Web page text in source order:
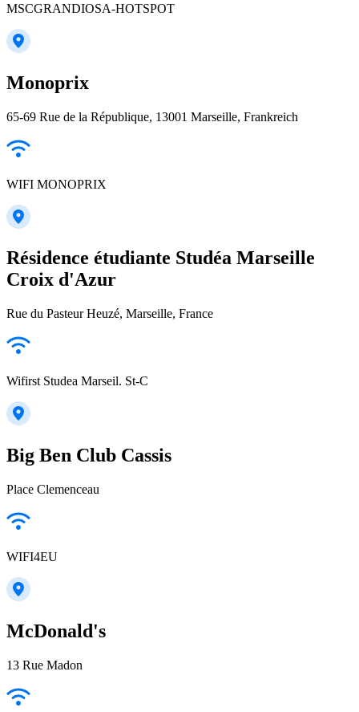
MSCGRANDIOSA-HOTSPOT
Monoprix
65-69 Rue de la République, 13001 Marseille, Frankreich
WIFI MONOPRIX
Résidence étudiante Studéa Marseille
Croix d'Azur
Rue du Pasteur Heuzé, Marseille, France
Wifirst Studea Marseil. St-C
Big Ben Club Cassis
Place Clemenceau
WIFI4EU
McDonald's
13 Rue Madon